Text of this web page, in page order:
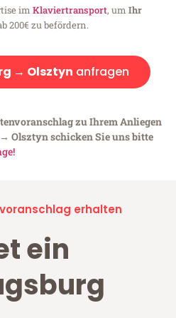
im Klaviertransport, um Ihr
200€ zu befördern.
→ Olsztyn anfragen
zu Ihrem Anliegen
Olsztyn schicken Sie uns bitte
erhalten
ein